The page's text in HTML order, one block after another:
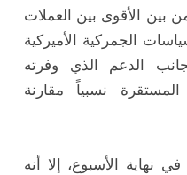
بين الأقوى بين العملات
الجمركية الأميركية
الدعم الذي وفرته
المستقرة نسبياً مقارنة
نهاية الأسبوع، إلا أنه